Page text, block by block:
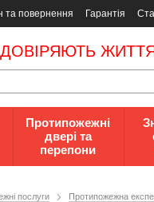
та повернення Гарантія
Протипожежні
двері та
перепони
послуги Протипожежна